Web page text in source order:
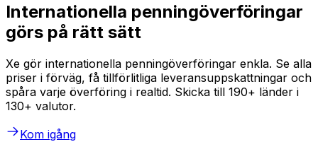
Internationella penningöverföringar
görs på rätt sätt
Xe gör internationella penningöverföringar enkla. Se alla
priser i förväg, få tillförlitliga leveransuppskattningar och
spåra varje överföring i realtid. Skicka till 190+ länder i
130+ valutor.
Kom igång